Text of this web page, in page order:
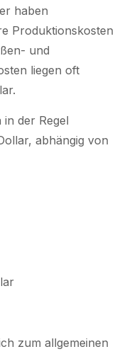
haben
Produktionskosten
und
liegen oft
in der Regel
abhängig von
zum allgemeinen